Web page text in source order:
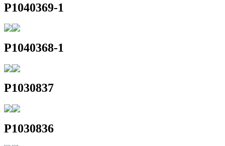
P1040369-1
P1040368-1
P1030837
P1030836